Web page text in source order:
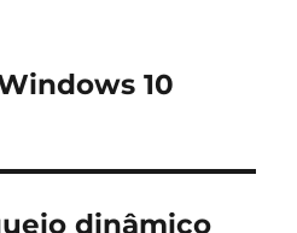
10
dinâmico